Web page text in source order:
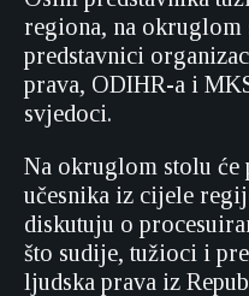
regiona, na
predstavnici
prava, ODIHR-a i
svjedoci.
Na okruglom stolu će
učesnika iz cijele
diskutuju o
što sudije, tužioci i
ljudska prava iz